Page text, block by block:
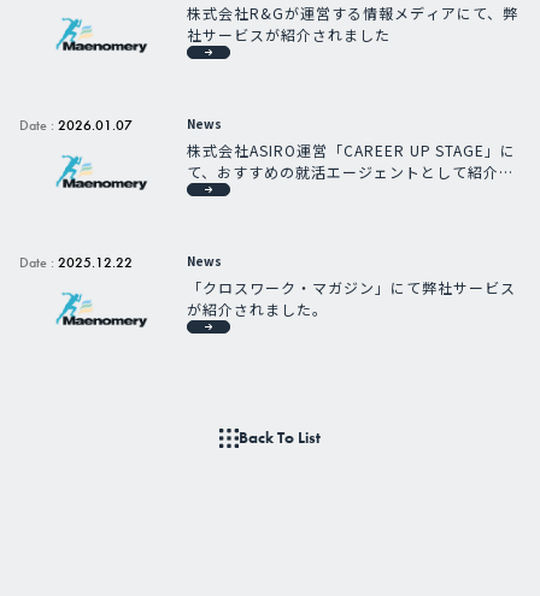
株式会社R&Gが運営する情報メディアにて、弊
社サービスが紹介されました
Date : 2026.01.07 News
株式会社ASIRO運営「CAREER UP STAGE」に
て、おすすめの就活エージェントとして紹介さ
れました
Date : 2025.12.22 News
「クロスワーク・マガジン」にて弊社サービス
が紹介されました。
Back To List